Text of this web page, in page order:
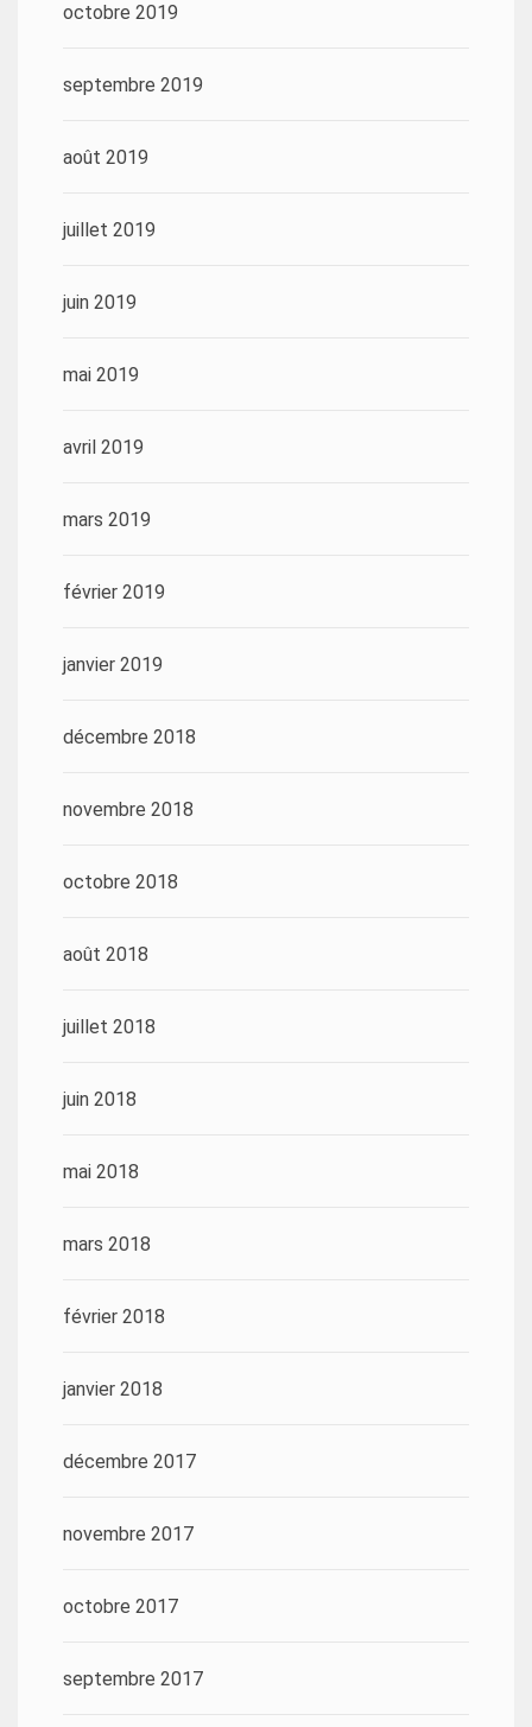
octobre 2019
septembre 2019
août 2019
juillet 2019
juin 2019
mai 2019
avril 2019
mars 2019
février 2019
janvier 2019
décembre 2018
novembre 2018
octobre 2018
août 2018
juillet 2018
juin 2018
mai 2018
mars 2018
février 2018
janvier 2018
décembre 2017
novembre 2017
octobre 2017
septembre 2017